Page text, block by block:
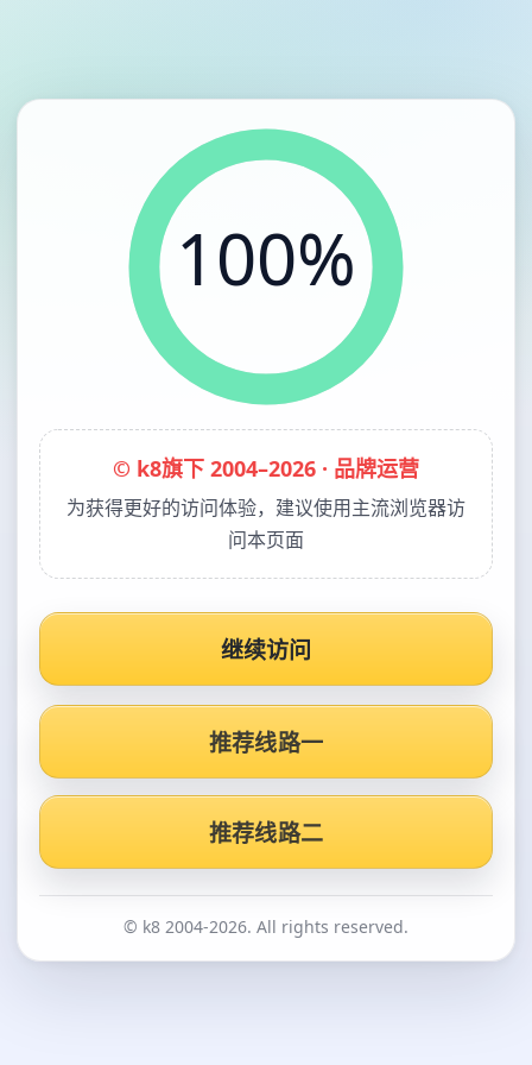
100%
© k8旗下 2004–2026 · 品牌运营
为获得更好的访问体验，建议使用主流浏览器访
问本页面
继续访问
推荐线路一
推荐线路二
© k8 2004-2026. All rights reserved.